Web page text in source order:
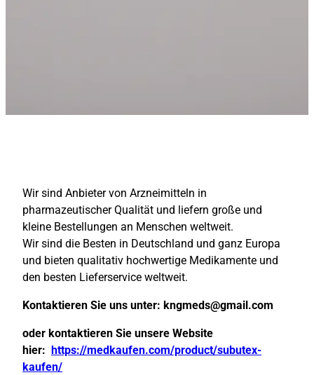
Wir sind Anbieter von Arzneimitteln in
pharmazeutischer Qualität und liefern große und
kleine Bestellungen an Menschen weltweit.
Wir sind die Besten in Deutschland und ganz Europa
und bieten qualitativ hochwertige Medikamente und
den besten Lieferservice weltweit.
Kontaktieren Sie uns unter: kngmeds@gmail.com
oder kontaktieren Sie unsere Website
hier:
https://medkaufen.com/product/subutex-
kaufen/